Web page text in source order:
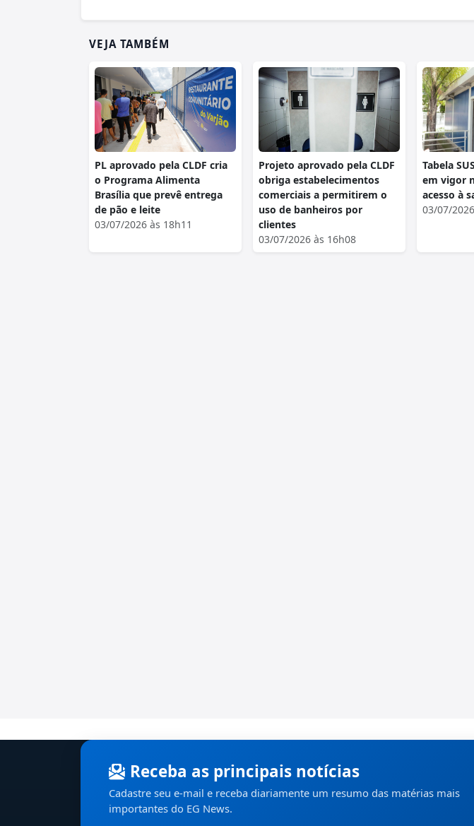
VEJA TAMBÉM
PL aprovado pela CLDF cria
o Programa Alimenta
Brasília que prevê entrega
de pão e leite
03/07/2026 às 18h11
Projeto aprovado pela CLDF
obriga estabelecimentos
comerciais a permitirem o
uso de banheiros por
clientes
03/07/2026 às 16h08
Tabela
em vigor
acesso à
03/07/
Receba as principais notícias
Cadastre seu e-mail e receba diariamente um resumo das matérias mais
importantes do EG News.